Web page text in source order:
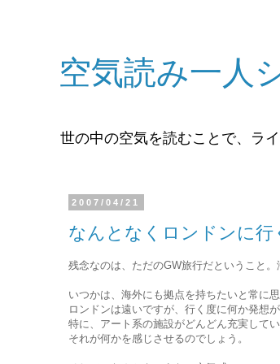
空気読み一人
世の中の空気を読むことで、ラ
2007/04/21
なんとなくロンドンに行
残念なのは、ただのGW旅行だということ。
いつかは、海外にも拠点を持ちたいと常に思
ロンドンは遠いですが、行く度に何か発想が
特に、アート系の施設がどんどん充実して
それが何かを感じさせるのでしょう。